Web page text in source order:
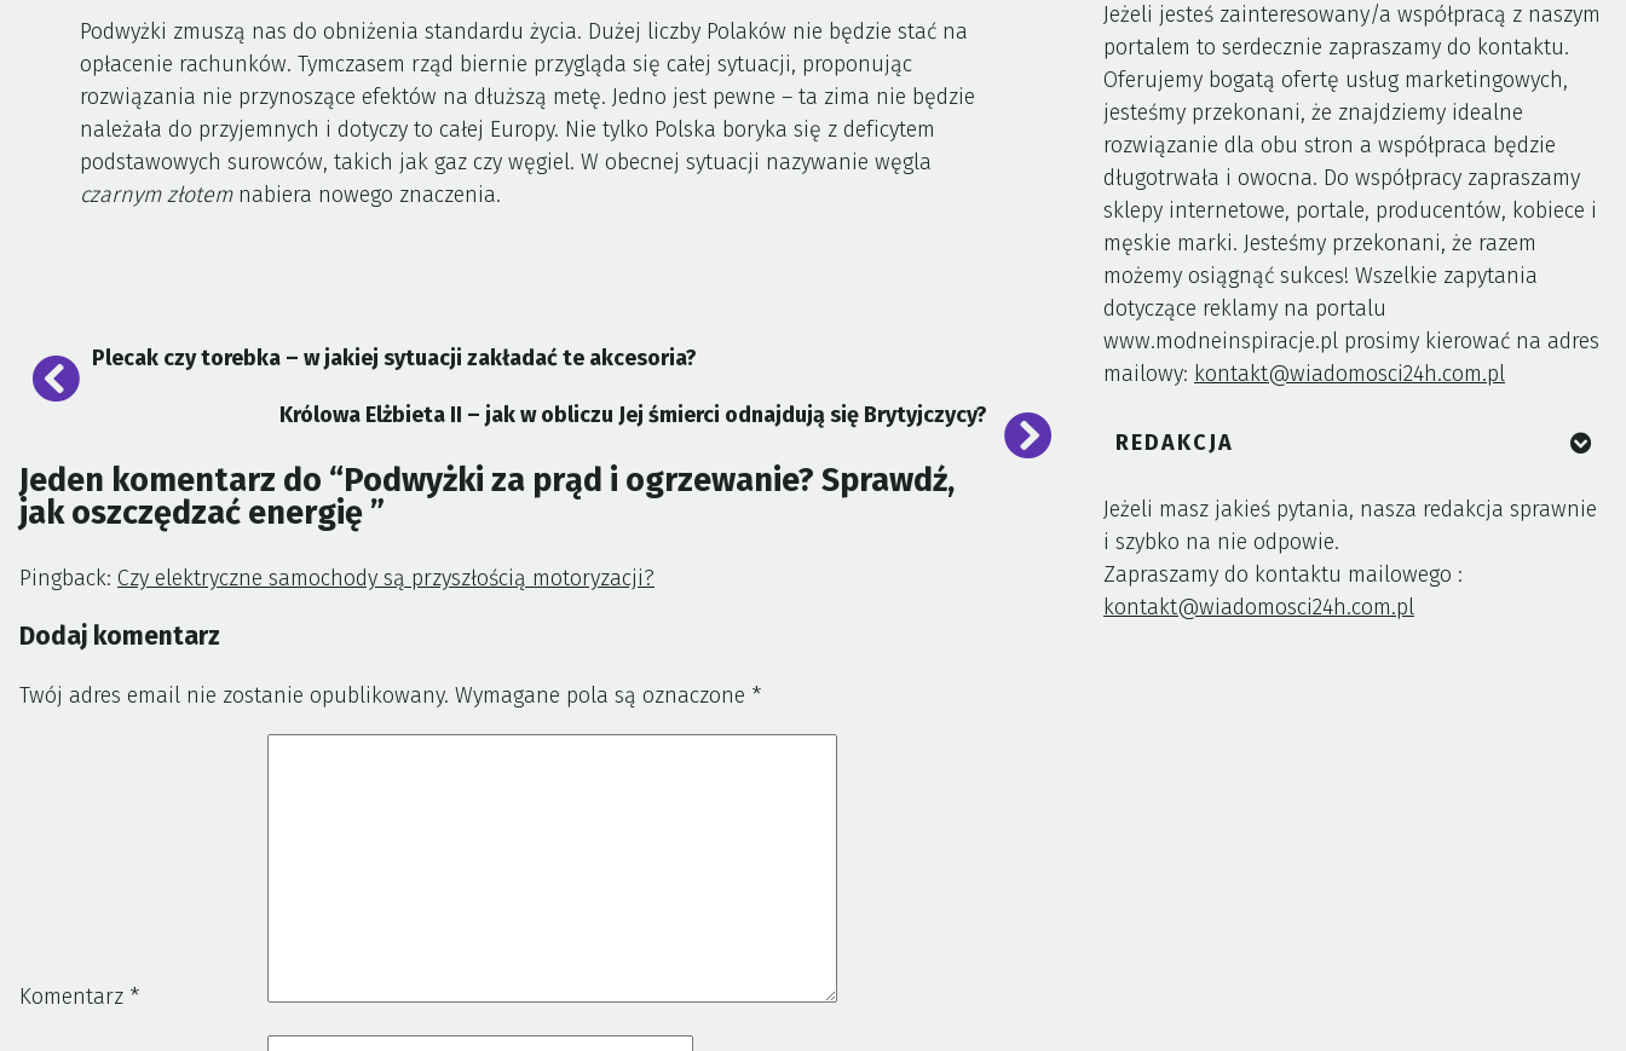
Podwyżki zmuszą nas do obniżenia standardu życia. Dużej liczby Polaków nie będzie stać na
opłacenie rachunków. Tymczasem rząd biernie przygląda się całej sytuacji, proponując
rozwiązania nie przynoszące efektów na dłuższą metę. Jedno jest pewne – ta zima nie będzie
należała do przyjemnych i dotyczy to całej Europy. Nie tylko Polska boryka się z deficytem
podstawowych surowców, takich jak gaz czy węgiel. W obecnej sytuacji nazywanie węgla
czarnym złotem nabiera nowego znaczenia.
Nawigacja
wpisu
Plecak czy torebka – w jakiej sytuacji zakładać te akcesoria?
Królowa Elżbieta II – jak w obliczu Jej śmierci odnajdują się Brytyjczycy?
Jeden komentarz do “Podwyżki za prąd i ogrzewanie? Sprawdź,
jak oszczędzać energię ”
Pingback: Czy elektryczne samochody są przyszłością motoryzacji?
Dodaj komentarz
Twój adres email nie zostanie opublikowany. Wymagane pola są oznaczone *
Komentarz *
Jeżeli jesteś zainteresowany/a współpracą z naszym
portalem to serdecznie zapraszamy do kontaktu.
Oferujemy bogatą ofertę usług marketingowych,
jesteśmy przekonani, że znajdziemy idealne
rozwiązanie dla obu stron a współpraca będzie
długotrwała i owocna. Do współpracy zapraszamy
sklepy internetowe, portale, producentów, kobiece i
męskie marki. Jesteśmy przekonani, że razem
możemy osiągnąć sukces! Wszelkie zapytania
dotyczące reklamy na portalu
www.modneinspiracje.pl prosimy kierować na adres
mailowy: kontakt@wiadomosci24h.com.pl
REDAKCJA
Jeżeli masz jakieś pytania, nasza redakcja sprawnie
i szybko na nie odpowie.
Zapraszamy do kontaktu mailowego :
kontakt@wiadomosci24h.com.pl